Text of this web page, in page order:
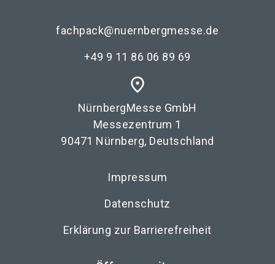
fachpack@nuernbergmesse.de
+49 9 11 86 06 89 69
place
NürnbergMesse GmbH
Messezentrum 1
90471 Nürnberg, Deutschland
Impressum
Datenschutz
Erklärung zur Barrierefreiheit